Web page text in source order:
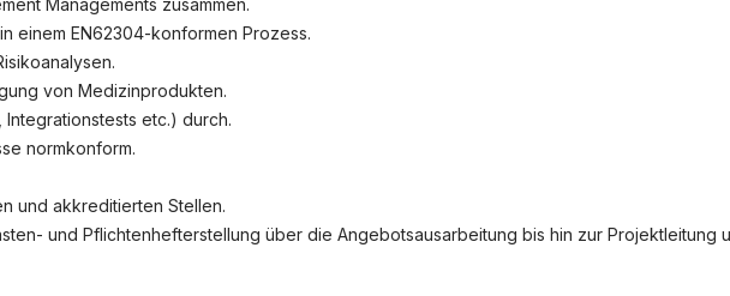
Managements zusammen.
einem EN62304-konformen Prozess.
von Medizinprodukten.
etc.) durch.
normkonform.
und akkreditierten Stellen.
und Pflichtenhefterstellung über die Angebotsausarbeitung bis hin zur Projektleitung